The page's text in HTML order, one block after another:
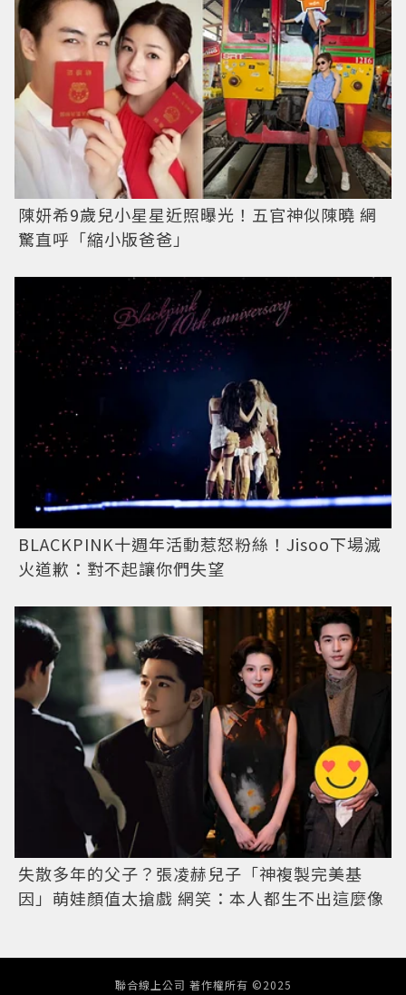
陳妍希9歲兒小星星近照曝光！五官神似陳曉 網
驚直呼「縮小版爸爸」
BLACKPINK十週年活動惹怒粉絲！Jisoo下場滅
火道歉：對不起讓你們失望
失散多年的父子？張凌赫兒子「神複製完美基
因」萌娃顏值太搶戲 網笑：本人都生不出這麼像
聯合線上公司 著作權所有 ©2025